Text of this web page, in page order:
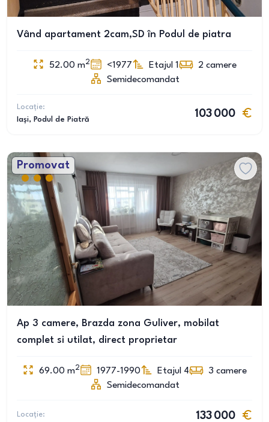
Vând apartament 2cam,SD în Podul de piatra
52.00 m2 <1977 Etajul 1 2 camere
Semidecomandat
Locație:
Iași, Podul de Piatră
103 000
Promovat
Ap 3 camere, Brazda zona Guliver, mobilat
complet si utilat, direct proprietar
69.00 m2 1977-1990 Etajul 4 3 camere
Semidecomandat
Locație:
133 000